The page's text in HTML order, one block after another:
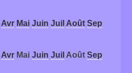
Avr Mai Juin Juil Août Sep
Avr Mai Juin Juil Août Sep